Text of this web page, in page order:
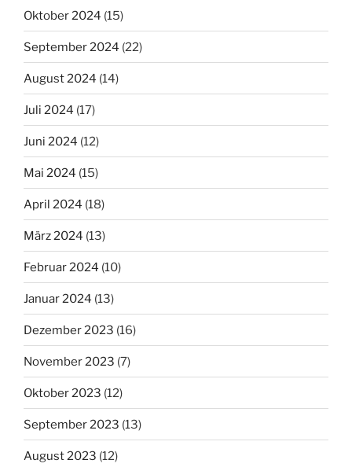
Oktober 2024 (15)
September 2024 (22)
August 2024 (14)
Juli 2024 (17)
Juni 2024 (12)
Mai 2024 (15)
April 2024 (18)
März 2024 (13)
Februar 2024 (10)
Januar 2024 (13)
Dezember 2023 (16)
November 2023 (7)
Oktober 2023 (12)
September 2023 (13)
August 2023 (12)